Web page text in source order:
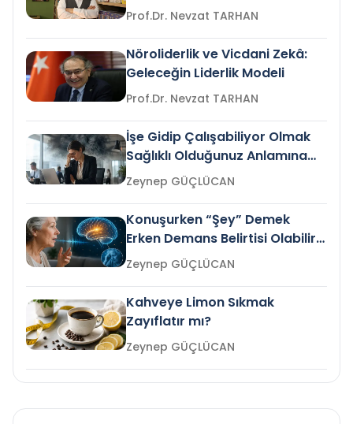
Prof.Dr. Nevzat TARHAN
Nöroliderlik ve Vicdani Zekâ:
Geleceğin Liderlik Modeli
Prof.Dr. Nevzat TARHAN
İşe Gidip Çalışabiliyor Olmak
Sağlıklı Olduğunuz Anlamına
Gelir mi?Zeynep GÜÇLÜCAN
Konuşurken “Şey” Demek
Erken Demans Belirtisi Olabilir
mi?
Zeynep GÜÇLÜCAN
Kahveye Limon Sıkmak
Zayıflatır mı?
Zeynep GÜÇLÜCAN